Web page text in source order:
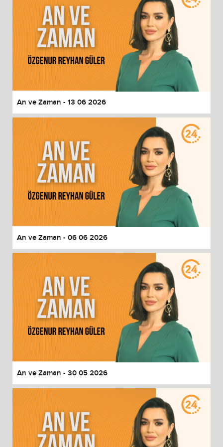
An ve Zaman - 13 06 2026
An ve Zaman - 06 06 2026
An ve Zaman - 30 05 2026